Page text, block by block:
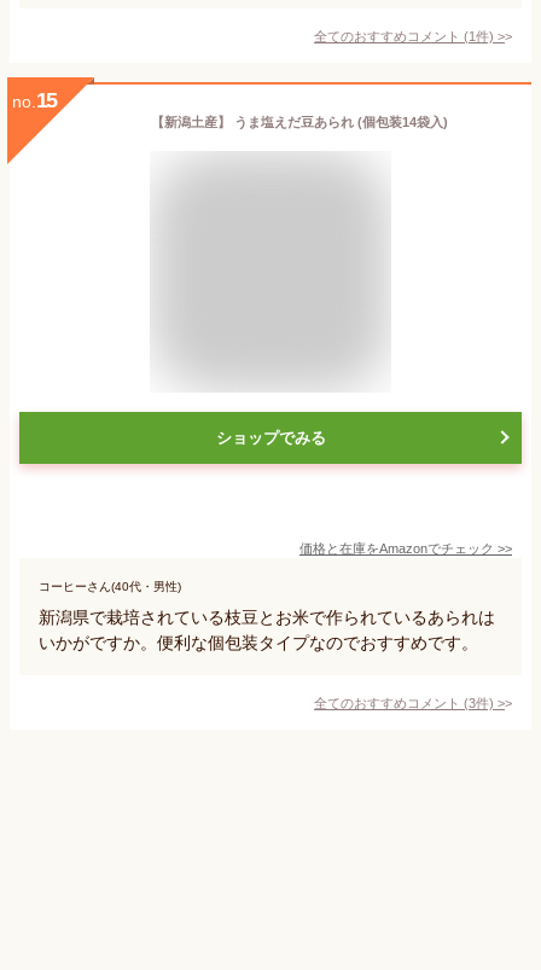
全てのおすすめコメント (1件) >
no. 15
【新潟土産】 うま塩えだ豆あられ (個包装14袋入)
ショップでみる
価格と在庫をAmazonでチェック >>
コーヒーさん(40代・男性)
新潟県で栽培されている枝豆とお米で作られているあられは
いかがですか。便利な個包装タイプなのでおすすめです。
全てのおすすめコメント (3件) >